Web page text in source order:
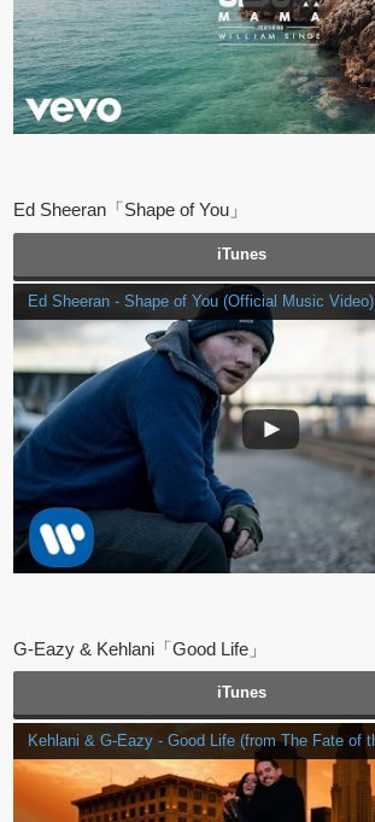
Ed Sheeran「Shape of You」
iTunes
Ed Sheeran - Shape of You (Official Music Video)
G-Eazy & Kehlani「Good Life」
iTunes